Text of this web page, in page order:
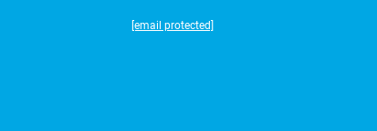
[email protected]